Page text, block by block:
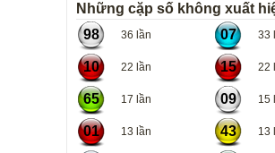
Những cặp số không xuất
98
36 lần 07 33
10 22 lần 15 22
65 17 lần 09 15
01 13 lần 43 13